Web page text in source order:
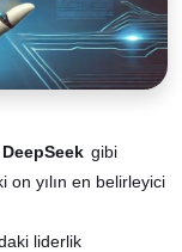
DeepSeek gibi
on yılın en belirleyici
liderlik